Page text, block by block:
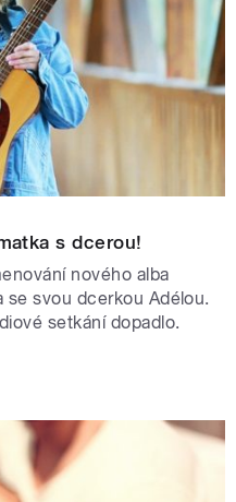
s dcerou!
nového alba
se svou dcerkou Adélou.
setkání dopadlo.